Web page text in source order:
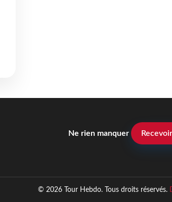
Ne rien manquer
© 2026 Tour Hebdo. Tous droits réservés.